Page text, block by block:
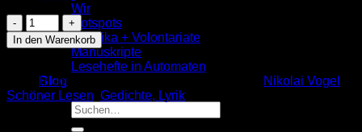
Wir
Hotspots
Praktika + Volontariate
Manuskripte
Lesehefte in Automaten
Blog
Suche
nach:
Nikolai
Vogel:
Große
ungeordnete
Aufzählung
(SL
In den Warenkorb
Artikelnummer: Nikolai Vogel
Schöner Lesen Gedichte, Lyrik